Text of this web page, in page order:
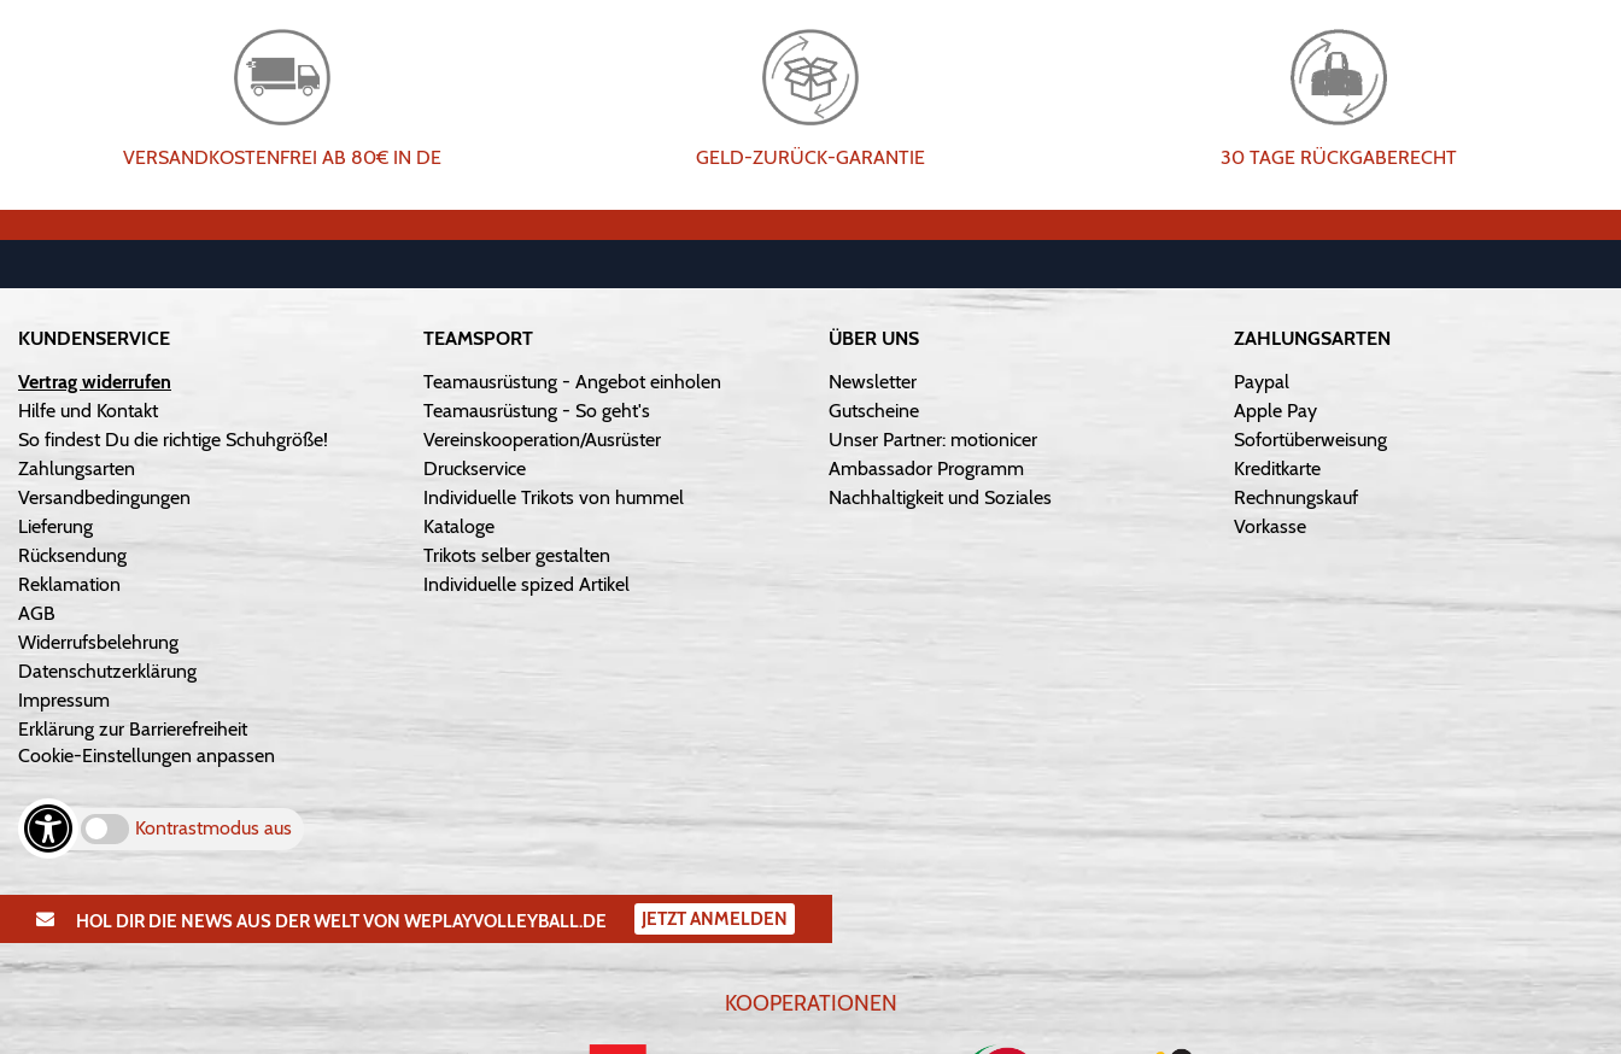
VERSANDKOSTENFREI AB 80€ IN DE GELD-ZURÜCK-GARANTIE 30 TAGE RÜCKGABERECHT
KUNDENSERVICE
Vertrag widerrufen
Hilfe und Kontakt
So findest Du die richtige Schuhgröße!
Zahlungsarten
Versandbedingungen
Lieferung
Rücksendung
Reklamation
AGB
Widerrufsbelehrung
Datenschutzerklärung
Impressum
Erklärung zur Barrierefreiheit
Cookie-Einstellungen anpassen
Kontrastmodus aus
TEAMSPORT
Teamausrüstung - Angebot einholen
Teamausrüstung - So geht's
Vereinskooperation/Ausrüster
Druckservice
Individuelle Trikots von hummel
Kataloge
Trikots selber gestalten
Individuelle spized Artikel
ÜBER UNS
Newsletter
Gutscheine
Unser Partner: motionicer
Ambassador Programm
Nachhaltigkeit und Soziales
ZAHLUNGSARTEN
Paypal
Apple Pay
Sofortüberweisung
Kreditkarte
Rechnungskauf
Vorkasse
HOL DIR DIE NEWS AUS DER WELT VON WEPLAYVOLLEYBALL.DE JETZT ANMELDEN
KOOPERATIONEN